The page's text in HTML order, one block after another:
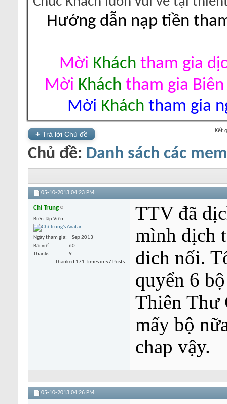
Hướng dẫn nạp tiền
Mời Khách tham gia
Mời Khách tham gia
Mời Khách tham gia
+ Trả lời Chủ đề Kết
Chủ đề: Danh sách các
05-10-2013 04:23 PM
Chí Trung
Biên Tập Viên
Ngày tham gia
Sep 2013
Bài viết
60
Thanks
9
Thanked 171 Times in 57 Posts
TTV đã
mình dịch
dich nối.
quyển 6
Thiên Thư
mấy bộ
chap vậy.
05-10-2013 04:26 PM